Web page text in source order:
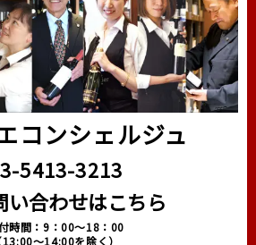
コンシェルジュ
5413-3213
合わせはこちら
時間：9：00～18：00
13:00～14:00を除く）